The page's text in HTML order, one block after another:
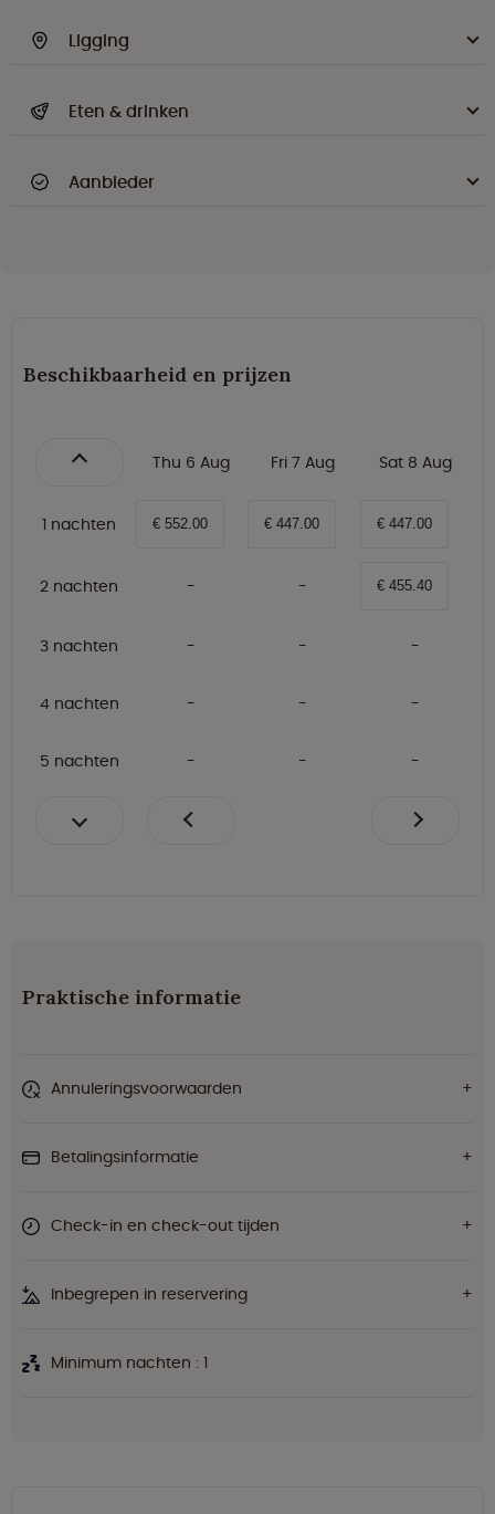
Ligging
Eten & drinken
Aanbieder
Beschikbaarheid en prijzen
Thu 6 Aug Fri 7 Aug Sat 8 Aug
1 nachten € 552.00 € 447.00 € 447.00
2 nachten € 455.40
3 nachten
4 nachten
5 nachten
Praktische informatie
Annuleringsvoorwaarden
Betalingsinformatie
Check-in en check-out tijden
Inbegrepen in reservering
Minimum nachten : 1